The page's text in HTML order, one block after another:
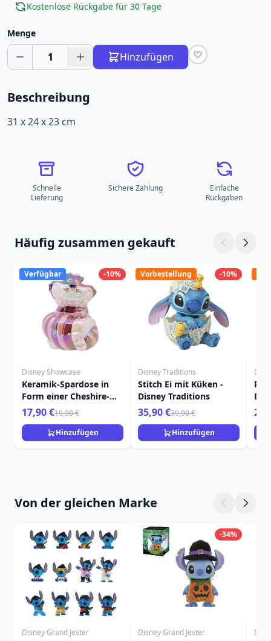
Kostenlose Rückgabe für 30 Tage
Menge
1 Hinzufügen
Beschreibung
31 x 24 x 23 cm
Schnelle
Lieferung
Sichere Zahlung
Einfache
Rückgaben
Häufig zusammen gekauft
-10%
Verfügbar
Disney Showcase
Keramik-Spardose in
Form einer Cheshire-
Katze – DISNEY
SHOWCASE
17,90 €19,90 €
Hinzufügen
-10%
Vorbestellung
Disney Traditions
Stitch Ei mit Küken -
Disney Traditions
35,90 €39,90 €
Hinzufügen
Von der gleichen Marke
Disney Grand Jester
-34%
Disney Grand Jester